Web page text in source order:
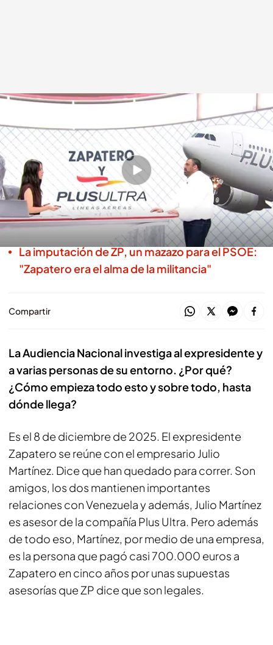
Dani Montero sobre la imputación de Zapatero
cuatro.com
19 MAY 2026 - 15:32h.
"Cuando hablamos de organización criminal es
que hay una reiteración de delitos, Plus Ultra es
el principal beneficiado, pero hay más", según
el juez.
La imputación de ZP, un mazazo para el PSOE:
"Zapatero era el alma de la militancia"
Compartir
La Audiencia Nacional investiga al expresidente y
a varias personas de su entorno. ¿Por qué?
¿Cómo empieza todo esto y sobre todo, hasta
dónde llega?
Es el 8 de diciembre de 2025. El expresidente
Zapatero se reúne con el empresario Julio
Martínez. Dice que han quedado para correr. Son
amigos, los dos mantienen importantes
relaciones con Venezuela y además, Julio Martínez
es asesor de la compañía Plus Ultra. Pero además
de todo eso, Martínez, por medio de una empresa,
es la persona que pagó casi 700.000 euros a
Zapatero en cinco años por unas supuestas
asesorías que ZP dice que son legales.